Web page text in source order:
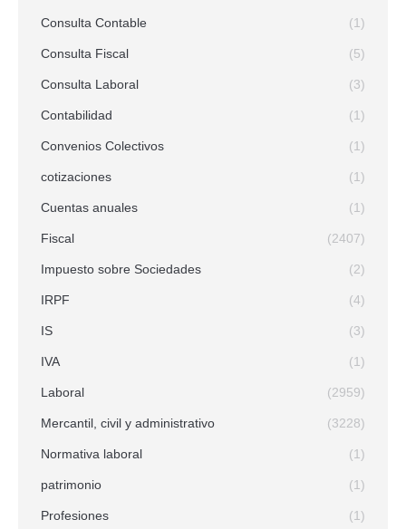
Consulta Contable (1)
Consulta Fiscal (5)
Consulta Laboral (3)
Contabilidad (1)
Convenios Colectivos (1)
cotizaciones (1)
Cuentas anuales (1)
Fiscal (2407)
Impuesto sobre Sociedades (2)
IRPF (4)
IS (3)
IVA (1)
Laboral (2959)
Mercantil, civil y administrativo (3228)
Normativa laboral (1)
patrimonio (1)
Profesiones (1)